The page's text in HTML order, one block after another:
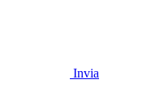
Invia